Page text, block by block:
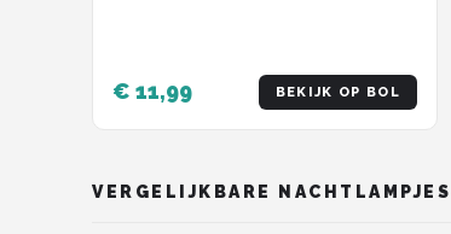
€ 11,99 BEKIJK OP BOL
VERGELIJKBARE NACHTLAMPJES